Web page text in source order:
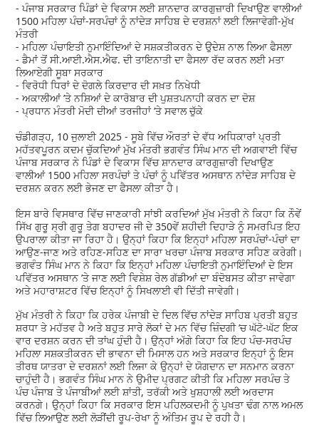
- ਪੰਜਾਬ ਸਰਕਾਰ ਪਿੰਡਾਂ ਦੇ ਵਿਕਾਸ ਲਈ ਸ਼ਾਨਦਾਰ ਕਾਰਗੁਜ਼ਾਰੀ ਦਿਖਾਉਣ ਵਾਲੀਆਂ
1500 ਮਹਿਲਾ ਪੰਚਾਂ-ਸਰਪੰਚਾਂ ਨੂੰ ਨਾਂਦੇੜ ਸਾਹਿਬ ਦੇ ਦਰਸ਼ਨਾਂ ਲਈ ਲਿਜਾਵੇਗੀ-ਮੁੱਖ
ਮੰਤਰੀ
- ਮਹਿਲਾ ਪੰਚਾਇਤੀ ਨੁਮਾਇੰਦਿਆਂ ਦੇ ਸਸ਼ਕਤੀਕਰਨ ਦੇ ਉਦੇਸ਼ ਨਾਲ ਲਿਆ ਫੈਸਲਾ
- ਡੈਮਾਂ ਤੋਂ ਸੀ.ਆਈ.ਐਸ.ਐਫ. ਦੀ ਤਾਇਨਾਤੀ ਦਾ ਫੈਸਲਾ ਰੱਦ ਕਰਨ ਲਈ ਮਤਾ
ਲਿਆਏਗੀ ਸੂਬਾ ਸਰਕਾਰ
- ਵਿਰੋਧੀ ਧਿਰਾਂ ਦੇ ਦੋਗਲੇ ਕਿਰਦਾਰ ਦੀ ਸਖ਼ਤ ਨਿਖੇਧੀ
- ਅਕਾਲੀਆਂ ’ਤੇ ਨਸ਼ਿਆਂ ਦੇ ਕਾਰੋਬਾਰ ਦੀ ਪੁਸ਼ਤਪਨਾਹੀ ਕਰਨ ਦਾ ਦੋਸ਼
- ਪ੍ਰਧਾਨ ਮੰਤਰੀ ਮੋਦੀ ਦੀਆਂ ਤਰਜੀਹਾਂ ’ਤੇ ਸਵਾਲ ਚੁੱਕੇ
ਚੰਡੀਗੜ੍ਹ, 10 ਜੁਲਾਈ 2025 - ਸੂਬੇ ਵਿੱਚ ਔਰਤਾਂ ਦੇ ਵੱਧ ਅਧਿਕਾਰਾਂ ਪ੍ਰਤੀ
ਮਹੱਤਵਪੂਰਨ ਕਦਮ ਚੁੱਕਦਿਆਂ ਮੁੱਖ ਮੰਤਰੀ ਭਗਵੰਤ ਸਿੰਘ ਮਾਨ ਦੀ ਅਗਵਾਈ ਵਿੱਚ
ਪੰਜਾਬ ਸਰਕਾਰ ਨੇ ਪਿੰਡਾਂ ਦੇ ਵਿਕਾਸ ਵਿੱਚ ਸ਼ਾਨਦਾਰ ਕਾਰਗੁਜ਼ਾਰੀ ਦਿਖਾਉਣ
ਵਾਲੀਆਂ 1500 ਮਹਿਲਾ ਸਰਪੰਚਾਂ ਤੇ ਪੰਚਾਂ ਨੂੰ ਪਵਿੱਤਰ ਅਸਥਾਨ ਨਾਂਦੇੜ ਸਾਹਿਬ ਦੇ
ਦਰਸ਼ਨ ਕਰਨ ਲਈ ਭੇਜਣ ਦਾ ਫੈਸਲਾ ਕੀਤਾ ਹੈ।
ਇਸ ਬਾਰੇ ਵਿਸਥਾਰ ਵਿੱਚ ਜਾਣਕਾਰੀ ਸਾਂਝੀ ਕਰਦਿਆਂ ਮੁੱਖ ਮੰਤਰੀ ਨੇ ਕਿਹਾ ਕਿ ਨੌਵੇਂ
ਸਿੱਖ ਗੁਰੂ ਸ੍ਰੀ ਗੁਰੂ ਤੇਗ ਬਹਾਦਰ ਜੀ ਦੇ 350ਵੇਂ ਸ਼ਹੀਦੀ ਦਿਹਾੜੇ ਨੂੰ ਸਮਰਪਿਤ ਇਹ
ਉਪਰਾਲਾ ਕੀਤਾ ਜਾ ਰਿਹਾ ਹੈ। ਉਨ੍ਹਾਂ ਕਿਹਾ ਕਿ ਇਨ੍ਹਾਂ ਮਹਿਲਾ ਸਰਪੰਚਾਂ-ਪੰਚਾਂ ਦਾ
ਆਉਣ-ਜਾਣ ਅਤੇ ਰਹਿਣ-ਸਹਿਣ ਦਾ ਸਾਰਾ ਖਰਚਾ ਪੰਜਾਬ ਸਰਕਾਰ ਸਹਿਣ ਕਰੇਗੀ।
ਭਗਵੰਤ ਸਿੰਘ ਮਾਨ ਨੇ ਕਿਹਾ ਕਿ ਇਨ੍ਹਾਂ ਮਹਿਲਾ ਪੰਚਾਇਤੀ ਨੁਮਾਇੰਦਿਆਂ ਦੇ ਇਸ
ਪਵਿੱਤਰ ਅਸਥਾਨ ’ਤੇ ਜਾਣ ਲਈ ਵਿਸ਼ੇਸ਼ ਰੇਲ ਗੱਡੀਆਂ ਦਾ ਬੰਦੋਬਸਤ ਕੀਤਾ ਜਾਵੇਗਾ
ਅਤੇ ਮਹਾਰਾਸ਼ਟਰ ਵਿੱਚ ਇਨ੍ਹਾਂ ਨੂੰ ਸਿਖਲਾਈ ਵੀ ਦਿੱਤੀ ਜਾਵੇਗੀ।
ਮੁੱਖ ਮੰਤਰੀ ਨੇ ਕਿਹਾ ਕਿ ਹਰੇਕ ਪੰਜਾਬੀ ਦੇ ਦਿਲ ਵਿੱਚ ਨਾਂਦੇੜ ਸਾਹਿਬ ਪ੍ਰਤੀ ਬਹੁਤ
ਸ਼ਰਧਾ ਤੇ ਮਹੱਤਵ ਹੈ ਅਤੇ ਬਹੁਤ ਸਾਰੇ ਲੋਕਾਂ ਦੇ ਮਨ ਵਿੱਚ ਜ਼ਿੰਦਗੀ ’ਚ ਘੱਟੋ-ਘੱਟ ਇਕ
ਵਾਰ ਦਰਸ਼ਨ ਕਰਨ ਦੀ ਤਾਂਘ ਹੁੰਦੀ ਹੈ। ਉਨ੍ਹਾਂ ਅੱਗੇ ਕਿਹਾ ਕਿ ਇਹ ਪੰਚ-ਸਰਪੰਚ
ਮਹਿਲਾ ਸਸ਼ਕਤੀਕਰਨ ਦੀ ਭਾਵਨਾ ਦੀ ਮਿਸਾਲ ਹਨ ਅਤੇ ਸਰਕਾਰ ਇਨ੍ਹਾਂ ਨੂੰ ਇਸ
ਤੀਰਥ ਯਾਤਰਾ ਦੇ ਦਰਸ਼ਨਾਂ ਲਈ ਲਿਜਾ ਕੇ ਉਨ੍ਹਾਂ ਦੇ ਯੋਗਦਾਨ ਦਾ ਸਨਮਾਨ ਕਰਨਾ
ਚਾਹੁੰਦੀ ਹੈ। ਭਗਵੰਤ ਸਿੰਘ ਮਾਨ ਨੇ ਉਮੀਦ ਪ੍ਰਗਟ ਕੀਤੀ ਕਿ ਮਹਿਲਾ ਸਰਪੰਚ ਤੇ
ਪੰਚ ਪੰਜਾਬ ਤੇ ਪੰਜਾਬੀਆਂ ਲਈ ਸ਼ਾਂਤੀ, ਤਰੱਕੀ ਅਤੇ ਖੁਸ਼ਹਾਲੀ ਲਈ ਅਰਦਾਸ
ਕਰਨਗੇ। ਉਨ੍ਹਾਂ ਕਿਹਾ ਕਿ ਸਰਕਾਰ ਇਸ ਪਹਿਲਕਦਮੀ ਨੂੰ ਪੁਖਤਾ ਢੰਗ ਨਾਲ ਅਮਲ
ਵਿੱਚ ਲਿਆਉਣ ਲਈ ਲੋੜੀਂਦੀ ਰੂਪ-ਰੇਖਾ ਨੂੰ ਅੰਤਿਮ ਰੂਪ ਦੇ ਰਹੀ ਹੈ।